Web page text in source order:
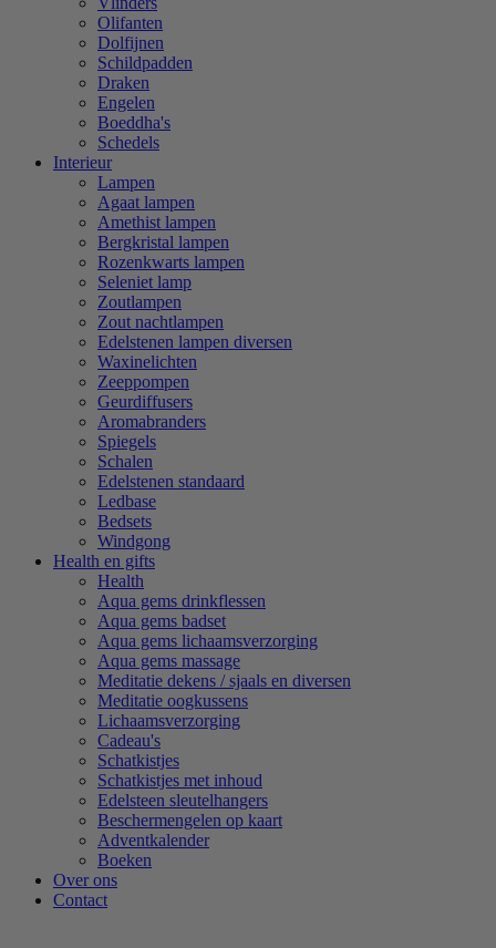
Olifanten
Dolfijnen
Schildpadden
Draken
Engelen
Boeddha's
Schedels
Interieur
Lampen
Agaat lampen
Amethist lampen
Bergkristal lampen
Rozenkwarts lampen
Seleniet lamp
Zoutlampen
Zout nachtlampen
Edelstenen lampen diversen
Waxinelichten
Zeeppompen
Geurdiffusers
Aromabranders
Spiegels
Schalen
Edelstenen standaard
Ledbase
Bedsets
Windgong
Health en gifts
Health
Aqua gems drinkflessen
Aqua gems badset
Aqua gems lichaamsverzorging
Aqua gems massage
Meditatie dekens / sjaals en diversen
Meditatie oogkussens
Lichaamsverzorging
Cadeau's
Schatkistjes
Schatkistjes met inhoud
Edelsteen sleutelhangers
Beschermengelen op kaart
Adventkalender
Boeken
Over ons
Contact